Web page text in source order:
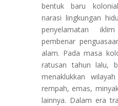
bentuk baru
narasi lingkungan
penyelamatan
pembenar
alam. Pada masa
ratusan tahun lalu,
menaklukkan
rempah, emas,
lainnya. Dalam era